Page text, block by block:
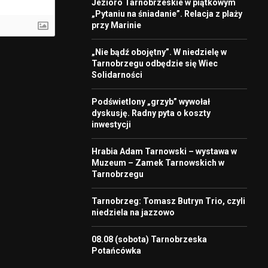
Jezioro Tarnobrzeskie w piątkowym
„Pytaniu na śniadanie”. Relacja z plaży
przy Marinie
„Nie bądź obojętny”. W niedzielę w
Tarnobrzegu odbędzie się Wiec
Solidarności
Podświetlony „grzyb” wywołał
dyskusję. Radny pyta o koszty
inwestycji
Hrabia Adam Tarnowski – wystawa w
Muzeum – Zamek Tarnowskich w
Tarnobrzegu
Tarnobrzeg: Tomasz Butryn Trio, czyli
niedziela na jazzowo
08.08 (sobota) Tarnobrzeska
Potańcówka